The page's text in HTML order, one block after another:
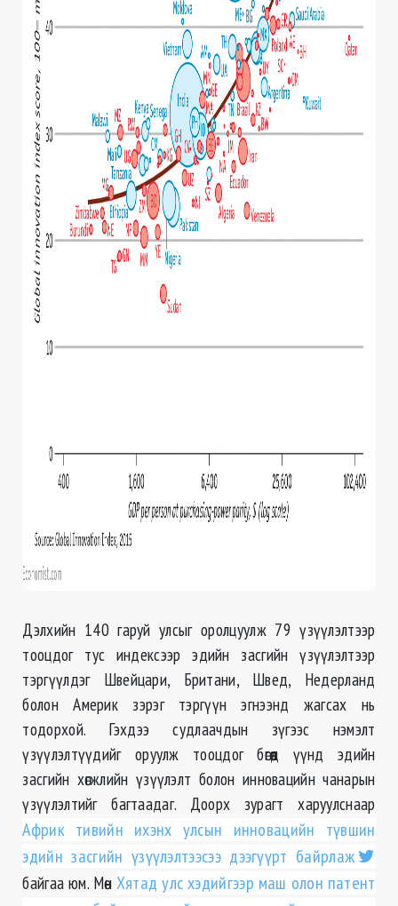
Дэлхийн 140 гаруй улсыг оролцуулж 79 үзүүлэлтээр
тооцдог тус индексээр эдийн засгийн үзүүлэлтээр
тэргүүлдэг Швейцари, Британи, Швед, Недерланд
болон Америк зэрэг тэргүүн эгнээнд жагсах нь
тодорхой. Гэхдээ судлаачдын зүгээс нэмэлт
үзүүлэлтүүдийг оруулж тооцдог бөгөөд үүнд эдийн
засгийн хөгжлийн үзүүлэлт болон инновацийн чанарын
үзүүлэлтийг багтаадаг. Доорх зурагт харуулснаар
Африк тивийн ихэнх улсын инновацийн түвшин
эдийн засгийн үзүүлэлтээсээ дээгүүрт байрлаж
байгаа юм. Мөн Хятад улс хэдийгээр маш олон патент